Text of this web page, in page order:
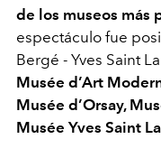
de los museos más
espectáculo fue
Bergé - Yves Saint
Musée d’Art
Musée d’Orsay,
Musée Yves Saint